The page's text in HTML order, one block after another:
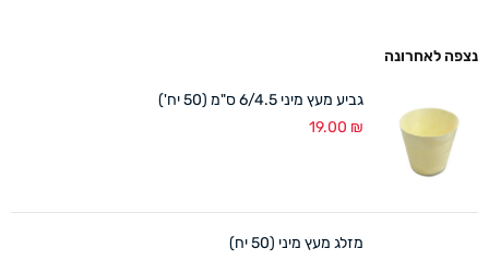
נצפה לאחרונה
גביע מעץ מיני 6/4.5 ס"מ (50 יח')
19.00 ₪
מזלג מעץ מיני (50 יח)